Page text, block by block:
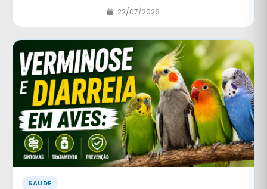
que fazer nas primeiras horas e por que procurar um
veterinário de aves imediatamente pode salvar a vida
da sua calopsita.
22/07/2026
SAUDE